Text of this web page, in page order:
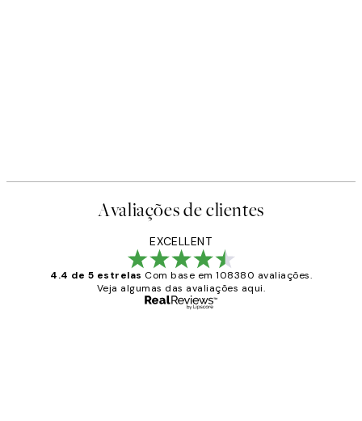
Avaliações de clientes
EXCELLENT
4.4 de 5 estrelas Com base em 108380 avaliações.
Veja algumas das avaliações aqui.